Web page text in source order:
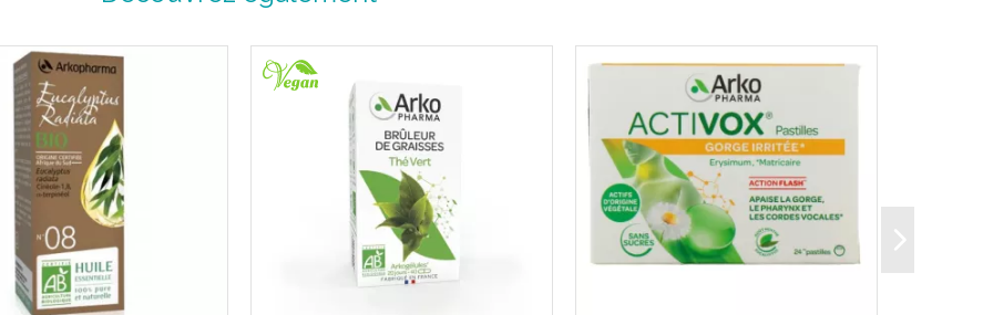
Agriculture Biologique
Règlement européen relatif au mode de production biologique.